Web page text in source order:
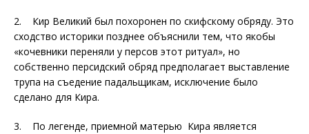
2. Кир Великий был похоронен по скифскому обряду. Это
сходство историки позднее объяснили тем, что якобы
«кочевники переняли у персов этот ритуал», но
собственно персидский обряд предполагает выставление
трупа на съедение падальщикам, исключение было
сделано для Кира.
3. По легенде, приемной матерью Кира является